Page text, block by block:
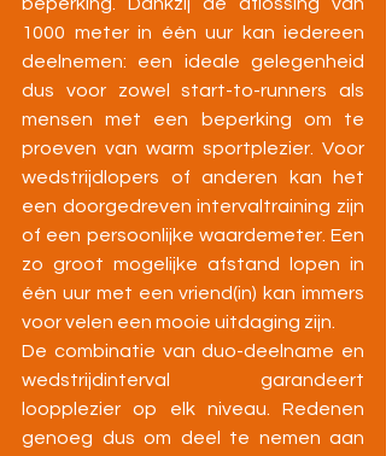
1000 meter in één uur kan iedereen
deelnemen: een ideale gelegenheid
dus voor zowel start-to-runners als
mensen met een beperking om te
proeven van warm sportplezier. Voor
wedstrijdlopers of anderen kan het
een doorgedreven intervaltraining zijn
of een persoonlijke waardemeter. Een
zo groot mogelijke afstand lopen in
één uur met een vriend(in) kan immers
voor velen een mooie uitdaging zijn.
De combinatie van duo-deelname en
wedstrijdinterval garandeert
loopplezier op elk niveau. Redenen
genoeg dus om deel te nemen aan